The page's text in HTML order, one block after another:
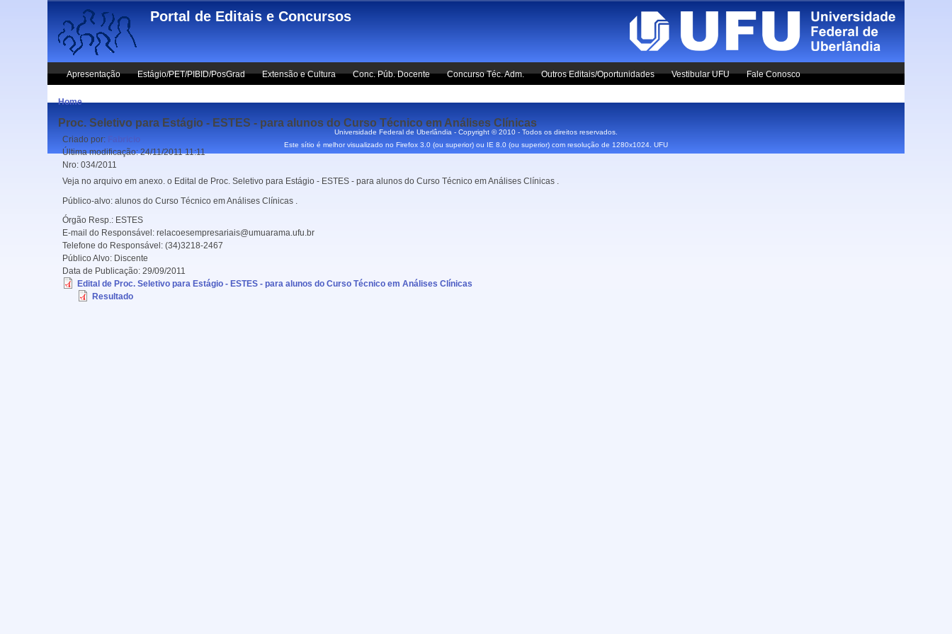
Skip to main content
Portal de Editais e Concursos
Apresentação Estágio/PET/PIBID/PosGrad Extensão e Cultura Conc. Púb. Docente Concurso Téc. Adm. Outros Editais/Oportunidades Vestibular UFU Fale Conosco
Home
Proc. Seletivo para Estágio - ESTES - para alunos do Curso Técnico em Análises Clínicas
Criado por: Fabricio
Última modificação:24/11/2011 11:11
Nro:034/2011
Veja no arquivo em anexo. o Edital de Proc. Seletivo para Estágio - ESTES - para alunos do Curso Técnico em Análises Clínicas .
Público-alvo: alunos do Curso Técnico em Análises Clínicas .
Órgão Resp.: ESTES
E-mail do Responsável:relacoesempresariais@umuarama.ufu.br
Telefone do Responsável:(34)3218-2467
Público Alvo: Discente
Data de Publicação:29/09/2011
Edital de Proc. Seletivo para Estágio - ESTES - para alunos do Curso Técnico em Análises Clínicas
Resultado
Universidade Federal de Uberlândia - Copyright © 2010 - Todos os direitos reservados.
Este sítio é melhor visualizado no Firefox 3.0 (ou superior) ou IE 8.0 (ou superior) com resolução de 1280x1024. UFU